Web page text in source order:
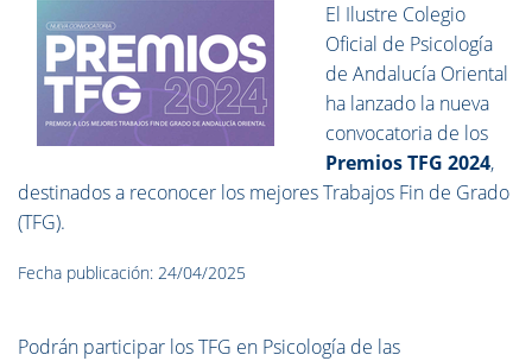
El Ilustre Colegio
Oficial de Psicología
de Andalucía Oriental
ha lanzado la nueva
convocatoria de los
Premios TFG 2024,
destinados a reconocer los mejores Trabajos Fin de Grado
(TFG).
Fecha publicación: 24/04/2025
Podrán participar los TFG en Psicología de las